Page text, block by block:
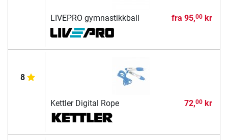
LIVEPRO gymnastikkball fra 95,00kr
8
Kettler Digital Rope 72,00kr